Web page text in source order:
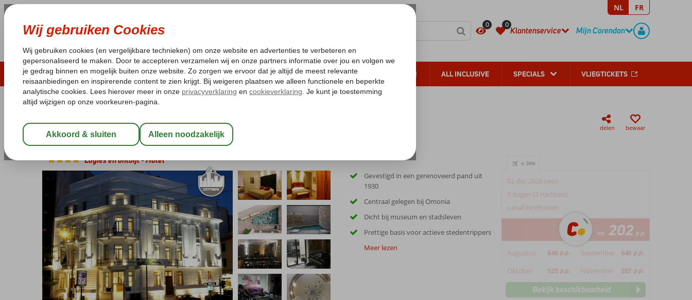
0 0
Klantenservice
CONTACT
Mijn Corendon
REGISTREER
NL FR
ZOMER 2026 LAST MINUTES WINTERZON ZONVAKANTIES VERRE REIZEN ALL INCLUSIVE SPECIALS VLIEGTICKETS
Laagsteprijsgarantie* Geen fueltoeslag Gratis annuleren*
Home
Griekenland Athene Athens Art Hotel
Athens Art Hotel
Logies en ontbijt-Hotel
delen bewaar
Gevestigd in een gerenoveerd pand uit
1930
Centraal gelegen bij Omonia
Dicht bij museum en stadsleven
Prettige basis voor actieve stedentrippers
Meer lezen
+
02 dec 2026 (wo)
3 dagen (2 nachten)
vanaf Eindhoven
va 202 p.p.
Augustus 646 p.p. September 640 p.p.
Oktober 525 p.p. November 207 p.p.
Bekijk beschikbaarheid